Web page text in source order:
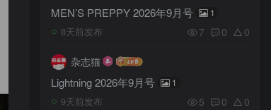
MEN’S PREPPY 2026年9月号 1
8天前发布 7 0 0
杂志猫
Lightning 2026年9月号 1
9天前发布 5 0 0